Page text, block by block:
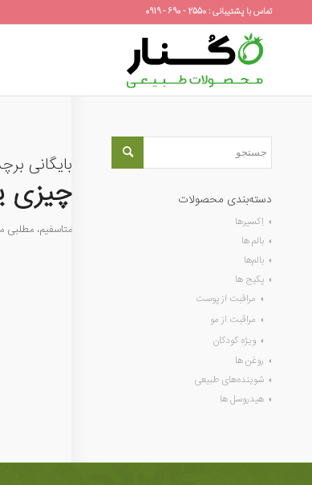
تماس با پشتیبانی : 2550 - 690 - 0919
بایگانی
چیزی
متاسفیم،
دسته‌بندی محصولات
اِکسیرها
بالم ها
بالم‌ها
پکیج ها
مراقبت از پوست
مراقبت از مو
ویژه کودکان
روغن ها
شوینده‌های طبیعی
هیدروسل ها